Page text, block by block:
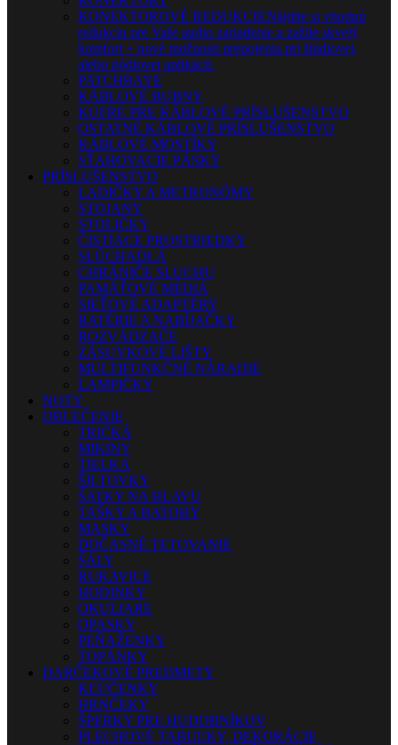
KONEKTOROVÉ REDUKCIENájdite si vhodnú
redukciu pre Vaše audio zariadenie a zažite skvelý
komfort + nové možnosti prepojenia pri štúdiovej,
alebo pódiovej aplikácii.
PATCHBAYE
KÁBLOVÉ BUBNY
KUFRE PRE KÁBLOVÉ PRÍSLUŠENSTVO
OSTATNÉ KÁBLOVÉ PRÍSLUŠENSTVO
KÁBLOVÉ MOSTÍKY
SŤAHOVACIE PÁSKY
PRÍSLUŠENSTVO
LADIČKY A METRONÓMY
STOJANY
STOLIČKY
ČISTIACE PROSTRIEDKY
SLÚCHADLÁ
CHRÁNIČE SLUCHU
PAMÄŤOVÉ MÉDIÁ
SIEŤOVÉ ADAPTÉRY
BATÉRIE A NABÍJAČKY
ROZVÁDZAČE
ZÁSUVKOVÉ LIŠTY
MULTIFUNKČNÉ NÁRADIE
LAMPIČKY
NOTY
OBLEČENIE
TRIČKÁ
MIKINY
TIELKA
ŠILTOVKY
ŠATKY NA HLAVU
TAŠKY A BATOHY
MASKY
DOČASNÉ TETOVANIE
ŠÁLY
RUKAVICE
HODINKY
OKULIARE
OPASKY
PEŇAŽENKY
TOPÁNKY
DARČEKOVÉ PREDMETY
KĽÚČENKY
HRNČEKY
ŠPERKY PRE HUDOBNÍKOV
PLECHOVÉ TABUĽKY, DEKORÁCIE